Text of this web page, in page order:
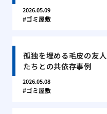
2026.05.09
ゴミ屋敷
孤独を埋める毛皮の友人
たちとの共依存事例
2026.05.08
ゴミ屋敷